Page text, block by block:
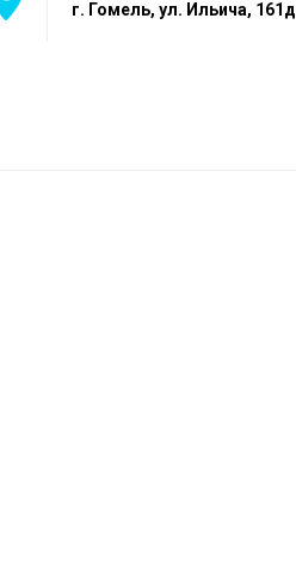
г. Гомель, ул. Ильича, 161д